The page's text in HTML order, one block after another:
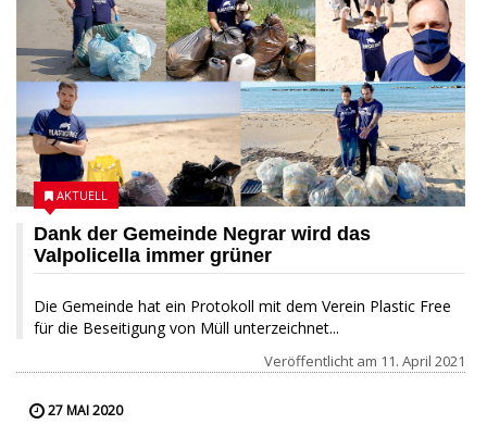
Dank der Gemeinde Negrar wird das
Valpolicella immer grüner
Die Gemeinde hat ein Protokoll mit dem Verein Plastic Free
für die Beseitigung von Müll unterzeichnet...
AKTUELL
Veröffentlicht am 11. April 2021
27 MAI 2020